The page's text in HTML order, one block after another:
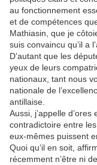
au fonctionnement
et de compétences
Mathiasin, que je
suis convaincu qu’il a
D’autant que les
yeux de leurs
nationaux, tant nous
nationale de
antillaise.
Aussi, j’appelle
contradictoire entre
eux-mêmes puissent
Quoi qu’il en soit,
récemment n’être ni